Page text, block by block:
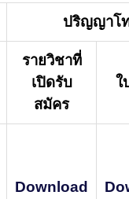
ปริญญาโ
รายวิชาที่
เปิดรับ
สมัคร
ใ
Download